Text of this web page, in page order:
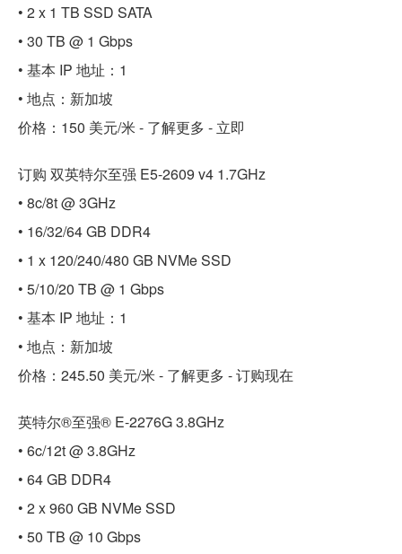
• 2 x 1 TB SSD SATA
• 30 TB @ 1 Gbps
• 基本 IP 地址：1
• 地点：新加坡
价格：150 美元/米 - 了解更多 - 立即
订购 双英特尔至强 E5-2609 v4 1.7GHz
• 8c/8t @ 3GHz
• 16/32/64 GB DDR4
• 1 x 120/240/480 GB NVMe SSD
• 5/10/20 TB @ 1 Gbps
• 基本 IP 地址：1
• 地点：新加坡
价格：245.50 美元/米 - 了解更多 - 订购现在
英特尔®至强® E-2276G 3.8GHz
• 6c/12t @ 3.8GHz
• 64 GB DDR4
• 2 x 960 GB NVMe SSD
• 50 TB @ 10 Gbps